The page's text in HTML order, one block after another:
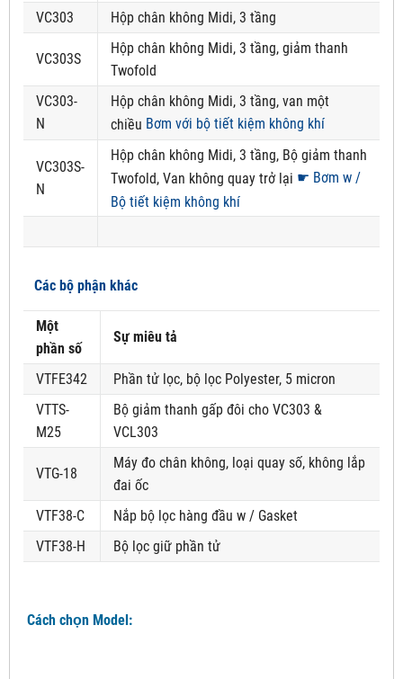
VC303 Hộp chân không Midi, 3 tầng
VC303S
Hộp chân không Midi, 3 tầng, giảm thanh
Twofold
VC303-
N
Hộp chân không Midi, 3 tầng, van một
chiều Bơm với bộ tiết kiệm không khí
VC303S-
N
Hộp chân không Midi, 3 tầng, Bộ giảm thanh
Twofold, Van không quay trở lại ☛ Bơm w /
Bộ tiết kiệm không khí
Các bộ phận khác
Một
phần số
Sự miêu tả
VTFE342
Phần tử lọc, bộ lọc Polyester, 5 micron
VTTS-
M25
Bộ giảm thanh gấp đôi cho VC303 &
VCL303
VTG-18
Máy đo chân không, loại quay số, không lắp
đai ốc
VTF38-C
Nắp bộ lọc hàng đầu w / Gasket
VTF38-H
Bộ lọc giữ phần tử
Cách chọn Model: